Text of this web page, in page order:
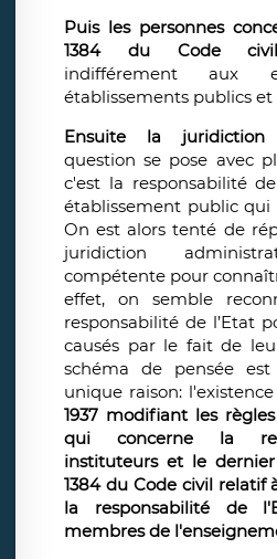
Puis les personnes
1384 du Code civil
indifférement aux
établissements publics et
Ensuite la juridiction
question se pose avec
c'est la responsabilité
établissement public qui
On est alors tenté de
juridiction
compétente pour
effet, on semble
responsabilité de l’Etat
causés par le fait de
schéma de pensée
unique raison:
1937 modifiant les
qui concerne la
instituteurs et le
1384 du Code civil relatif
la responsabilité de
membres de